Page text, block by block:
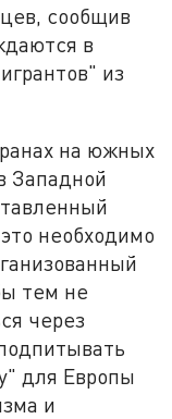
сообщив
в
из
на южных
Западной
необходимо
тем не
через
для Европы
и